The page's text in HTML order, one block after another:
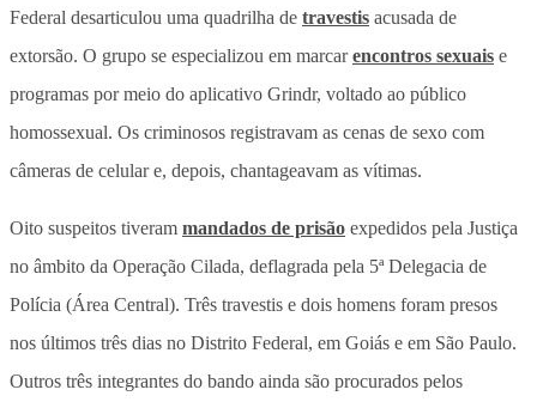
Federal desarticulou uma quadrilha de travestis acusada de
extorsão. O grupo se especializou em marcarencontros sexuais e
programas por meio do aplicativo Grindr, voltado ao público
homossexual. Os criminosos registravam as cenas de sexo com
câmeras de celular e, depois, chantageavam as vítimas.
Oito suspeitos tiveram mandados de prisão expedidos pela Justiça
no âmbito da Operação Cilada, deflagrada pela 5ª Delegacia de
Polícia (Área Central). Três travestis e dois homens foram presos
nos últimos três dias no Distrito Federal, em Goiás e em São Paulo.
Outros três integrantes do bando ainda são procurados pelos